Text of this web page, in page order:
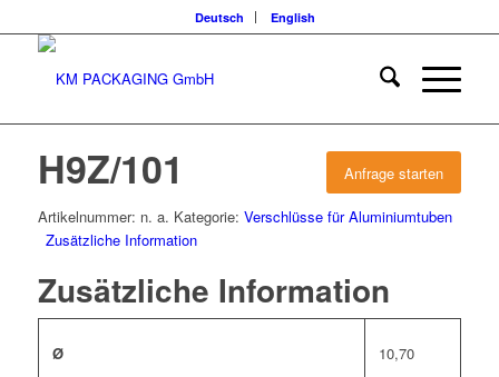
Deutsch English
Anfrage starten
H9Z/101
Artikelnummer: n. a. Kategorie: Verschlüsse für Aluminiumtuben
Zusätzliche Information
Zusätzliche Information
Ø 10,70